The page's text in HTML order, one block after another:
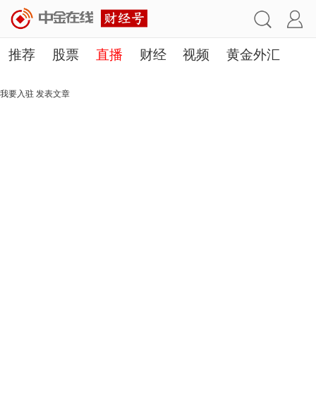
推荐 股票 直播 财经 视频 黄金外汇
理财 行业
我要入驻 发表文章